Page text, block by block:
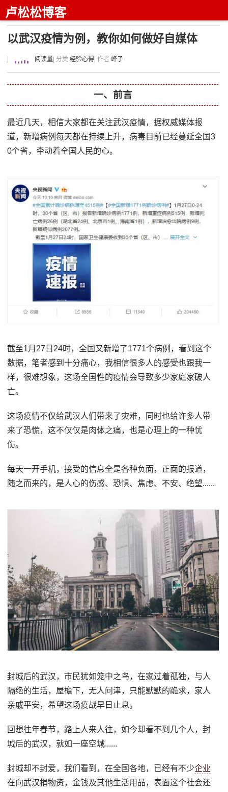
卢松松博客
以武汉疫情为例，教你如何做好自媒体
阅读量 | 分类:经验心得 | 作者:峰子
一、前言
最近几天，相信大家都在关注武汉疫情，据权威媒体报
道，新增病例每天都在持续上升，病毒目前已经蔓延全国3
0个省，牵动着全国人民的心。
截至1月27日24时，全国又新增了1771个病例，看到这个
数据，笔者感到十分痛心，我相信很多人的感受也跟我一
样，很难想象，这场全国性的疫情会导致多少家庭家破人
亡。
这场疫情不仅给武汉人们带来了灾难，同时也给许多人带
来了恐慌，这不仅仅是肉体之痛，也是心理上的一种忧
伤。
每天一开手机，接受的信息全是各种负面，正面的报道，
随之而来的，是人心的伤感、恐惧、焦虑、不安、绝望......
封城后的武汉，市民犹如笼中之鸟，在家过着孤独，与人
隔绝的生活，屋檐下，无人问津，只能默默的跪求，家人
亲戚平安，希望这场疫战早日止息。
回想往年春节，路上人来人往，如今却看不到几个人，封
城后的武汉，就如一座空城......
封城却不封爱，我们看到，在全国各地，已经有不少企业
在向武汉捐物资，金钱及其他生活用品，表面这个社会还